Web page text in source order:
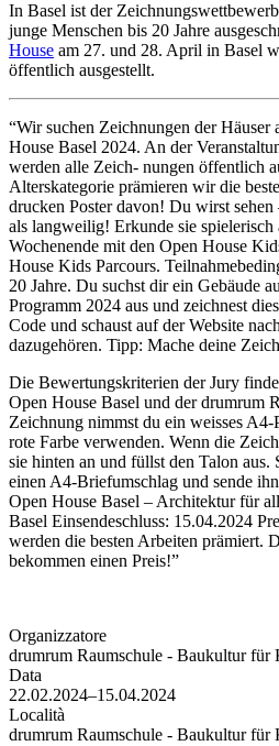
In Basel ist der Zeichnungswettbewerb
junge Menschen bis 20 Jahre
House am 27. und 28. April in Basel
öffentlich ausgestellt.
“Wir suchen Zeichnungen der Häuser
House Basel 2024. An der
werden alle Zeich- nungen öffentlich
Alterskategorie prämieren wir die
drucken Poster davon! Du wirst
als langweilig! Erkunde sie spielerisch
Wochenende mit den Open House
House Kids Parcours.
20 Jahre. Du suchst dir ein Gebäude
Programm 2024 aus und zeichnest
Code und schaust auf der Website
dazugehören. Tipp: Mache deine
Die Bewertungskriterien der Jury
Open House Basel und der drumrum
Zeichnung nimmst du ein weisses
rote Farbe verwenden. Wenn die
sie hinten an und füllst den Talon aus.
einen A4-Briefumschlag und sende
Open House Basel – Architektur für
Basel Einsendeschluss: 15.04.2024
werden die besten Arbeiten prämiert.
bekommen einen Preis!”
Organizzatore
drumrum Raumschule - Baukultur für
Data
22.02.2024–15.04.2024
Località
drumrum Raumschule - Baukultur für